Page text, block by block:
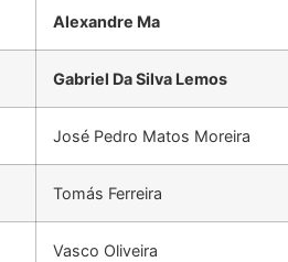
Alexandre Ma
Gabriel Da Silva Lemos
José Pedro Matos Moreira
Tomás Ferreira
Vasco Oliveira